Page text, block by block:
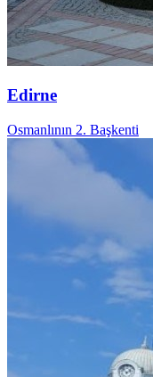
Edirne
Osmanlının 2. Başkenti